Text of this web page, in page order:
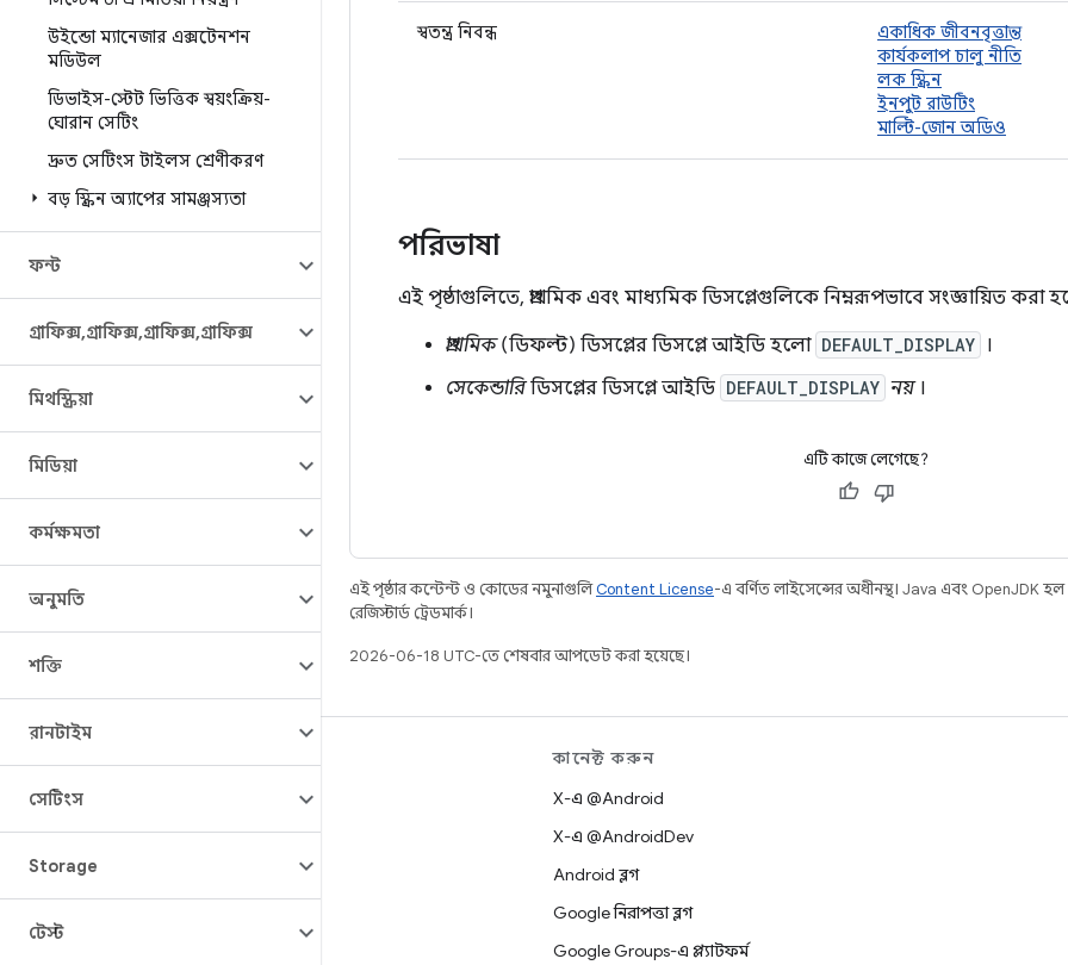
উইন্ডো ম্যানেজার এক্সটেনশন
মডিউল
ডিভাইস-স্টেট ভিত্তিক স্বয়ংক্রিয়-
ঘোরান সেটিং
দ্রুত সেটিংস টাইলস শ্রেণীকরণ
বড় স্ক্রিন অ্যাপের সামঞ্জস্যতা
ফন্ট
গ্রাফিক্স,গ্রাফিক্স,গ্রাফিক্স,গ্রাফিক্স
মিথস্ক্রিয়া
মিডিয়া
কর্মক্ষমতা
অনুমতি
শক্তি
রানটাইম
সেটিংস
Storage
টেস্ট
স্বতন্ত্র নিবন্ধ
একাধিক জীবনবৃত্তান্ত
কার্যকলাপ চালু নীতি
লক স্ক্রিন
ইনপুট রাউটিং
মাল্টি-জোন অডিও
পরিভাষা
এই পৃষ্ঠাগুলিতে, প্রাথমিক এবং মাধ্যমিক ডিসপ্লেগুলিকে নিম্নরূপভাবে সংজ্ঞায়িত করা
প্রাথমিক(ডিফল্ট) ডিসপ্লের ডিসপ্লে আইডি হলো DEFAULT_DISPLAY ।
সেকেন্ডারিডিসপ্লের ডিসপ্লে আইডি DEFAULT_DISPLAY নয়।
এটি কাজে লেগেছে?
এই পৃষ্ঠার কন্টেন্ট ও কোডের নমুনাগুলিContent License-এ বর্ণিত লাইসেন্সের অধীনস্থ। Java এবং OpenJDK
রেজিস্টার্ড ট্রেডমার্ক।
2026-06-18 UTC-তে শেষবার আপডেট করা হয়েছে।
Android স্টোরেজ
প্রয়োজনীয়তা
ডাউনলোড হচ্ছে
কানেক্ট করুন
X-এ @Android
X-এ @AndroidDev
Android ব্লগ
Google নিরাপত্তা ব্লগ
Google Groups-এ প্ল্যাটফর্ম